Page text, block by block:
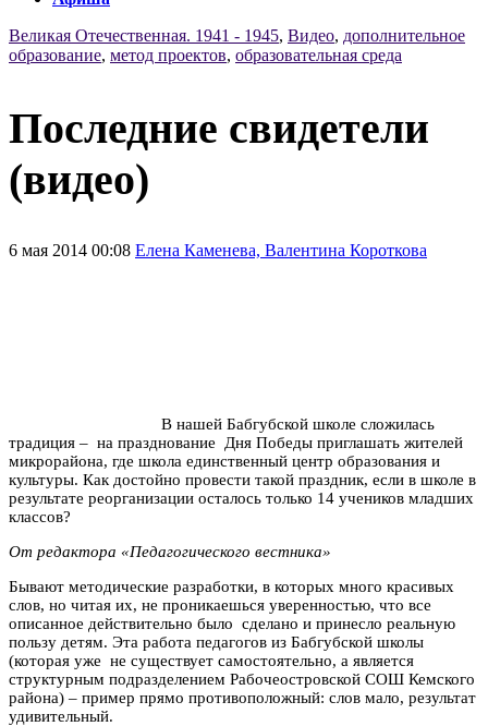
Великая Отечественная. 1941 - 1945, Видео, дополнительное
образование, метод проектов, образовательная среда
Последние свидетели
(видео)
6 мая 2014 00:08 Елена Каменева, Валентина Короткова
В нашей Бабгубской школе сложилась
традиция – на празднование Дня Победы приглашать жителей
микрорайона, где школа единственный центр образования и
культуры. Как достойно провести такой праздник, если в школе в
результате реорганизации осталось только 14 учеников младших
классов?
От редактора «Педагогического вестника»
Бывают методические разработки, в которых много красивых
слов, но читая их, не проникаешься уверенностью, что все
описанное действительно было сделано и принесло реальную
пользу детям. Эта работа педагогов из Бабгубской школы
(которая уже не существует самостоятельно, а является
структурным подразделением Рабочеостровской СОШ Кемского
района) – пример прямо противоположный: слов мало, результат
удивительный.